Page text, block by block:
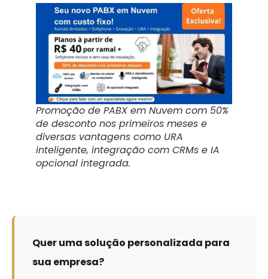
Promoção de PABX em Nuvem com 50%
de desconto nos primeiros meses e
diversas vantagens como URA
inteligente, integração com CRMs e IA
opcional integrada.
Quer uma solução personalizada para
sua empresa?